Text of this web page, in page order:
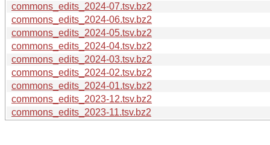
commons_edits_2024-07.tsv.bz2
commons_edits_2024-06.tsv.bz2
commons_edits_2024-05.tsv.bz2
commons_edits_2024-04.tsv.bz2
commons_edits_2024-03.tsv.bz2
commons_edits_2024-02.tsv.bz2
commons_edits_2024-01.tsv.bz2
commons_edits_2023-12.tsv.bz2
commons_edits_2023-11.tsv.bz2